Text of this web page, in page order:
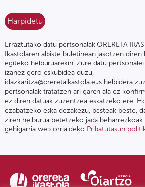
Erraztutako datu pertsonalak ORERETA
Ikastolaren albiste buletinean jasotzen diren
egiteko helburuarekin. Zure datu
izanez gero eskubidea duzu,
idazkaritza@oreretaikastola.eus helbidera
pertsonalak tratatzen ari garen ala ez
ez diren datuak zuzentzea eskatzeko ere.
ezabatzeko eska dezakezu, besteak beste,
ziren helburua betetzeko jada beharrezkoak
gehigarria web orrialdeko Pribatutasun